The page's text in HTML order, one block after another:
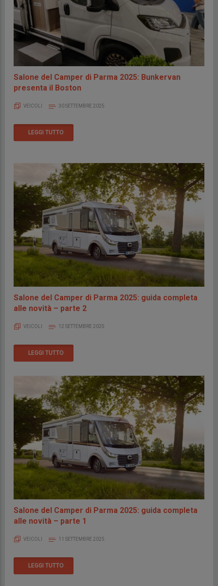
Salone del Camper di Parma 2025: Bunkervan
presenta il Boston
VEICOLI 30 SETTEMBRE 2025
LEGGI TUTTO
Salone del Camper di Parma 2025: guida completa
alle novità – parte 2
VEICOLI 12 SETTEMBRE 2025
LEGGI TUTTO
Salone del Camper di Parma 2025: guida completa
alle novità – parte 1
VEICOLI 11 SETTEMBRE 2025
LEGGI TUTTO